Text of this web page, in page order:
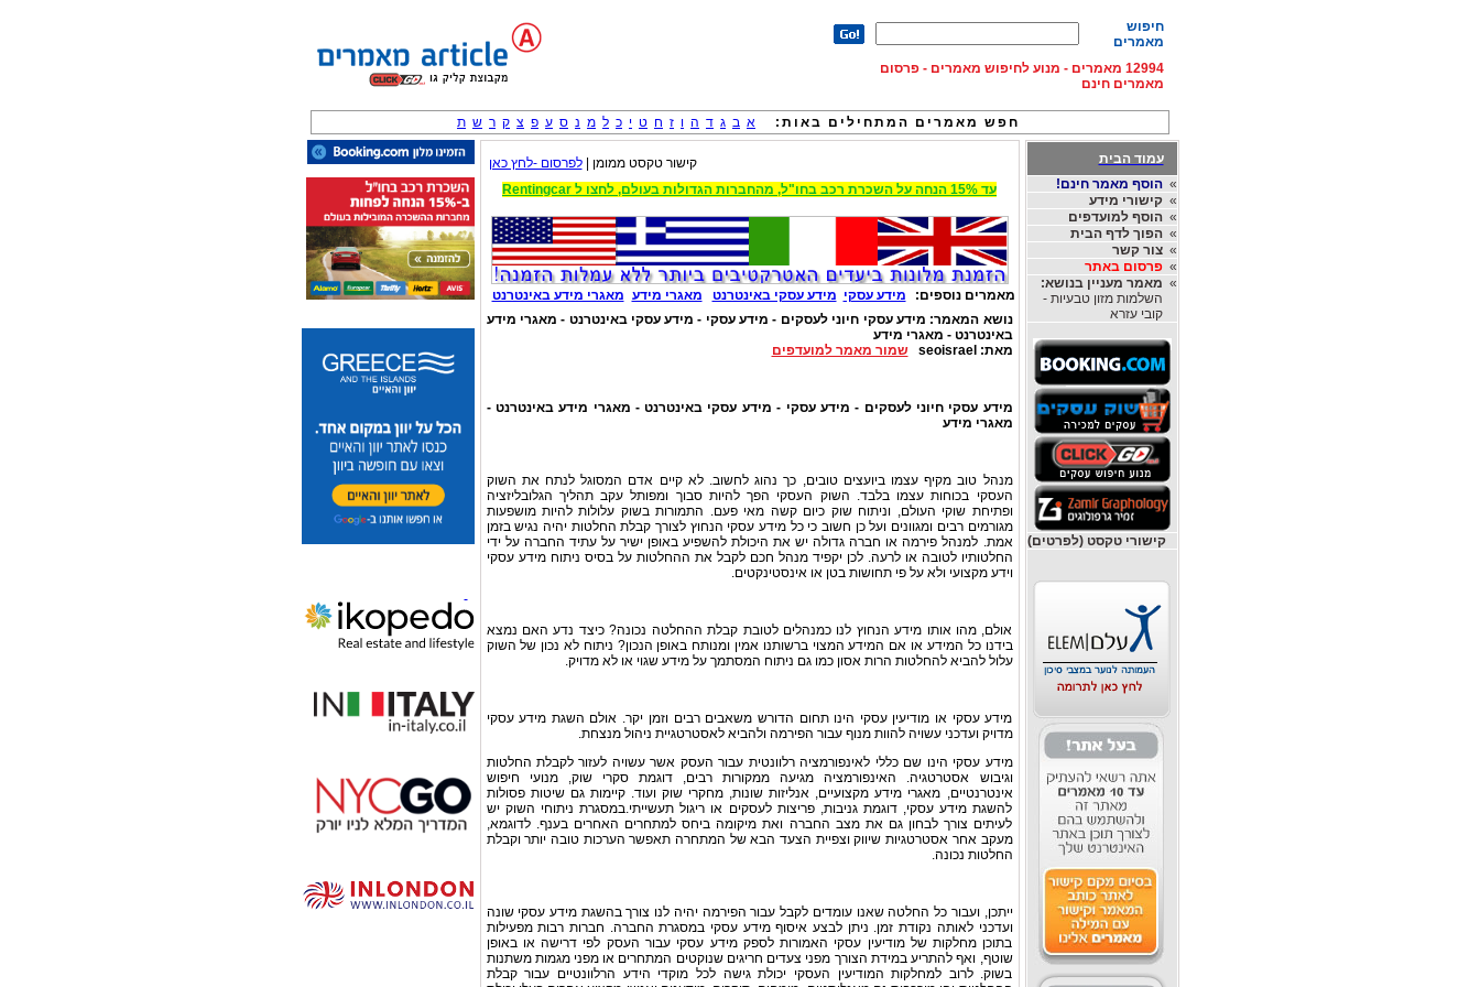
חיפוש
מאמרים
12994 מאמרים - מנוע לחיפוש מאמרים - פרסום
מאמרים חינם
חפש מאמרים המתחילים באות: א ב ג ד ה ו ז ח ט י כ ל מ נ ס ע פ צ ק ר ש ת
עמוד הבית
»הוסף מאמר חינם!
»קישורי מידע
»הוסף למועדפים
»הפוך לדף הבית
»צור קשר
»פרסום באתר
» מאמר מעניין בנושא:
השלמות מזון טבעיות -
קובי עזרא
קישורי טקסט (לפרטים)
קישור טקסט ממומן |לפרסום -לחץ כאן
עד 15% הנחה על השכרת רכב בחו"ל, מהחברות הגדולות בעולם, לחצו ל Rentingcar
מאמרים נוספים: מידע עסקי מידע עסקי באינטרנט מאגרי מידע מאגרי מידע באינטרנט
נושא המאמר: מידע עסקי חיוני לעסקים - מידע עסקי - מידע עסקי באינטרנט - מאגרי מידע
באינטרנט - מאגרי מידע
מאת: seoisrael שמור מאמר למועדפים
מידע עסקי חיוני לעסקים - מידע עסקי - מידע עסקי באינטרנט - מאגרי מידע באינטרנט -
מאגרי מידע
מנהל טוב מקיף עצמו ביועצים טובים, כך נהוג לחשוב. לא קיים אדם המסוגל לנתח את השוק
העסקי בכוחות עצמו בלבד. השוק העסקי הפך להיות סבוך ומפותל עקב תהליך הגלובליזציה
ופתיחת שוקי העולם, וניתוח שוק כיום קשה מאי פעם. התמורות בשוק עלולות להיות מושפעות
מגורמים רבים ומגוונים ועל כן חשוב כי כל מידע עסקי הנחוץ לצורך קבלת החלטות יהיה נגיש בזמן
אמת. למנהל פירמה או חברה גדולה יש את היכולת להשפיע באופן ישיר על עתיד החברה על ידי
החלטותיו לטובה או לרעה. לכן יקפיד מנהל חכם לקבל את ההחלטות על בסיס ניתוח מידע עסקי
וידע מקצועי ולא על פי תחושות בטן או אינסטינקטים.
אולם, מהו אותו מידע הנחוץ לנו כמנהלים לטובת קבלת ההחלטה נכונה? כיצד נדע האם נמצא
בידנו כל המידע או אם המידע המצוי ברשותנו אמין ומנותח באופן הנכון? ניתוח לא נכון של השוק
עלול להביא להחלטות הרות אסון כמו גם ניתוח המסתמך על מידע שגוי או לא מדויק.
מידע עסקי או מודיעין עסקי הינו תחום הדורש משאבים רבים וזמן יקר. אולם השגת מידע עסקי
מדויק ועדכני עשויה להוות מנוף עבור הפירמה ולהביא לאסטרטגיית ניהול מנצחת.
מידע עסקי הינו שם כללי לאינפורמציה רלוונטית עבור העסק אשר עשויה לעזור לקבלת החלטות
וגיבוש אסטרטגיה. האינפורמציה מגיעה ממקורות רבים, דוגמת סקרי שוק, מנועי חיפוש
אינטרנטיים, מאגרי מידע מקצועיים, אנליזות שונות, מחקרי שוק ועוד. קיימות גם שיטות פסולות
להשגת מידע עסקי, דוגמת גניבות, פריצות לעסקים או ריגול תעשייתי.במסגרת ניתוחי השוק יש
לעיתים צורך לבחון גם את מצב החברה ואת מיקומה ביחס למתחרים האחרים בענף. לדוגמא,
מעקב אחר אסטרטגיות שיווק וצפיית הצעד הבא של המתחרה תאפשר הערכות טובה יותר וקבלת
החלטות נכונה.
ייתכן, ועבור כל החלטה שאנו עומדים לקבל עבור הפירמה יהיה לנו צורך בהשגת מידע עסקי שונה
ועדכני לאותה נקודת זמן. ניתן לבצע איסוף מידע עסקי במסגרת החברה. חברות רבות מפעילות
בתוכן מחלקות של מודיעין עסקי האמורות לספק מידע עסקי עבור העסק לפי דרישה או באופן
שוטף, ואף להתריע במידת הצורך מפני צעדים חריגים שנוקטים המתחרים או מפני מגמות משתנות
בשוק. לרוב למחלקות המודיעין העסקי יכולת גישה לכל מוקדי הידע הרלוונטיים עבור קבלת